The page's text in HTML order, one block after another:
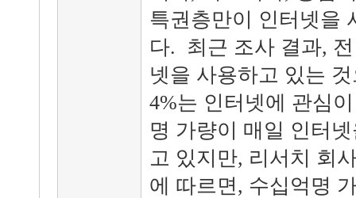
특권층만이 인터넷을
다. 최근 조사 결과,
넷을 사용하고 있는
4%는 인터넷에 관심
명 가량이 매일 인터
고 있지만, 리서치 회
에 따르면, 수십억명